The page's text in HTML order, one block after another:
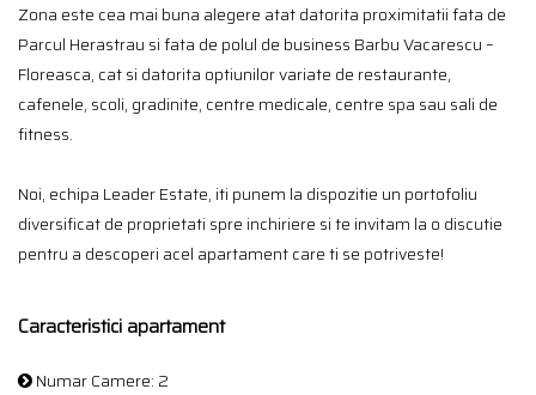
Zona este cea mai buna alegere atat datorita proximitatii fata de
Parcul Herastrau si fata de polul de business Barbu Vacarescu –
Floreasca, cat si datorita optiunilor variate de restaurante,
cafenele, scoli, gradinite, centre medicale, centre spa sau sali de
fitness.
Noi, echipa Leader Estate, iti punem la dispozitie un portofoliu
diversificat de proprietati spre inchiriere si te invitam la o discutie
pentru a descoperi acel apartament care ti se potriveste!
Caracteristici apartament
Numar Camere: 2